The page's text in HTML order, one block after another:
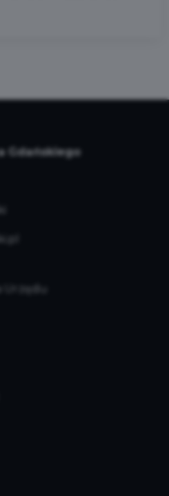
Gdańskiego
Urzędu